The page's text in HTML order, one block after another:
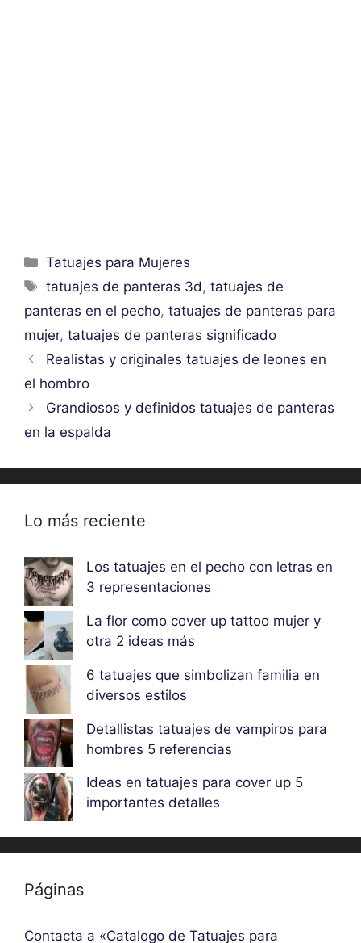
Categorías
Tatuajes para Mujeres
Etiquetas
tatuajes de panteras 3d ,tatuajes de
panteras en el pecho, tatuajes de panteras para
mujer, tatuajes de panteras significado
Realistas y originales tatuajes de leones en
el hombro
Grandiosos y definidos tatuajes de panteras
en la espalda
Lo más reciente
Los tatuajes en el pecho con letras en
3 representaciones
La flor como cover up tattoo mujer y
otra 2 ideas más
6 tatuajes que simbolizan familia en
diversos estilos
Detallistas tatuajes de vampiros para
hombres 5 referencias
Ideas en tatuajes para cover up 5
importantes detalles
Páginas
Contacta a «Catalogo de Tatuajes para